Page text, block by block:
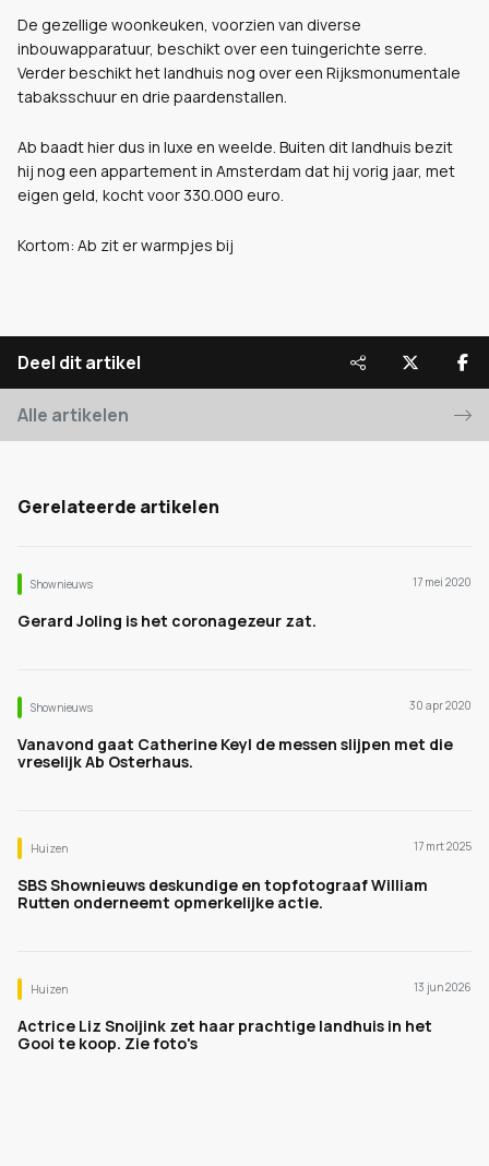
De gezellige woonkeuken, voorzien van diverse
inbouwapparatuur, beschikt over een tuingerichte serre.
Verder beschikt het landhuis nog over een Rijksmonumentale
tabaksschuur en drie paardenstallen.
Ab baadt hier dus in luxe en weelde. Buiten dit landhuis bezit
hij nog een appartement in Amsterdam dat hij vorig jaar, met
eigen geld, kocht voor 330.000 euro.
Kortom: Ab zit er warmpjes bij
Deel dit artikel
Alle artikelen
Gerelateerde artikelen
Shownieuws 17 mei 2020
Gerard Joling is het coronagezeur zat.
Shownieuws 30 apr 2020
Vanavond gaat Catherine Keyl de messen slijpen met die
vreselijk Ab Osterhaus.
Huizen 17 mrt 2025
SBS Shownieuws deskundige en topfotograaf William
Rutten onderneemt opmerkelijke actie.
Huizen 13 jun 2026
Actrice Liz Snoijink zet haar prachtige landhuis in het
Gooi te koop. Zie foto's